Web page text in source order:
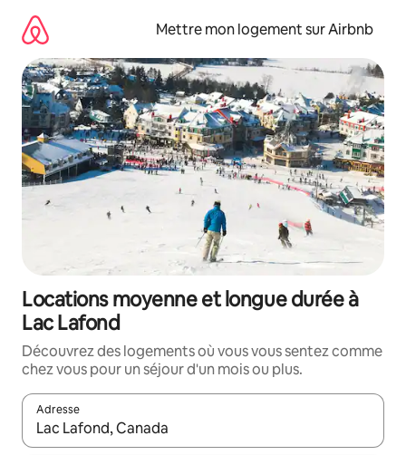
directement
contenu
Mettre mon logement sur Airbnb
Locations moyenne et longue durée à
Lac Lafond
Découvrez des logements où vous vous sentez comme
chez vous pour un séjour d'un mois ou plus.
Adresse
Lorsque les résultats s'affichent, utilisez les flèches vers le